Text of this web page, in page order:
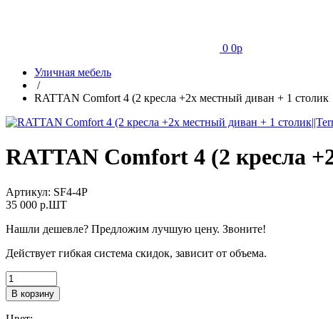
0 0p
Уличная мебель
/
RATTAN Comfort 4 (2 кресла +2х местный диван + 1 столик
RATTAN Comfort 4 (2 кресла
Артикул: SF4-4P
35 000 p.ШТ
Нашли дешевле? Предложим лучшую цену. Звоните!
Действует гибкая система скидок, зависит от объема.
В корзину